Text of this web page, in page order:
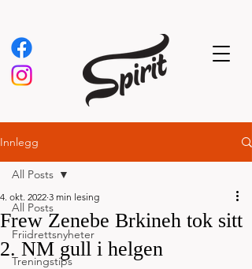
Innlegg
All Posts
Friidrettsnyheter
Treningstips
All Posts
Frew Zenebe Brkineh tok sitt
2. NM gull i helgen
4. okt. 2022 3 min lesing